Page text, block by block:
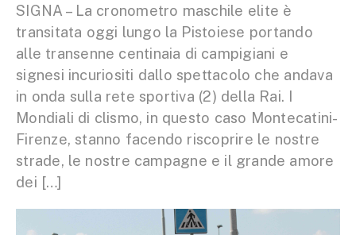
SIGNA – La cronometro maschile elite è
transitata oggi lungo la Pistoiese portando
alle transenne centinaia di campigiani e
signesi incuriositi dallo spettacolo che andava
in onda sulla rete sportiva (2) della Rai. I
Mondiali di clismo, in questo caso Montecatini-
Firenze, stanno facendo riscoprire le nostre
strade, le nostre campagne e il grande amore
dei […]